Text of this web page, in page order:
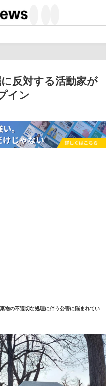
反対する活動家が
イン
物の不適切な処理に伴う公害に悩まれてい